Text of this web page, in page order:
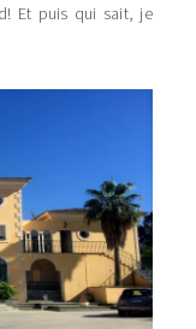
Et puis qui sait, je